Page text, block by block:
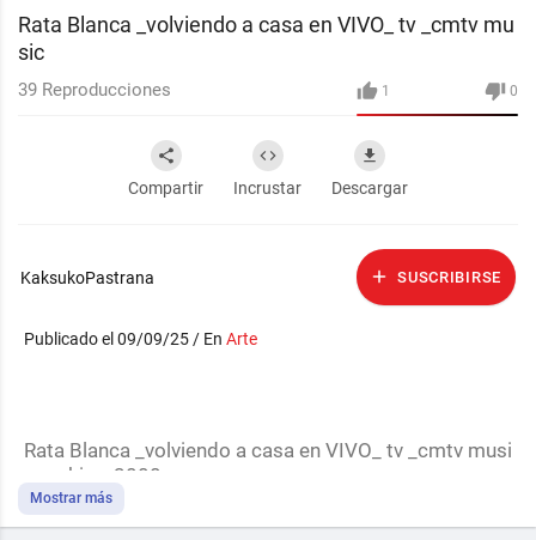
Rata Blanca _volviendo a casa en VIVO_ tv _cmtv mu
sic
1 0
39 Reproducciones
Compartir Incrustar Descargar
KaksukoPastrana SUSCRIBIRSE
Publicado el 09/09/25 / En Arte
Rata Blanca _volviendo a casa en VIVO_ tv _cmtv musi
c archive_2000
chango_chin
Mostrar más